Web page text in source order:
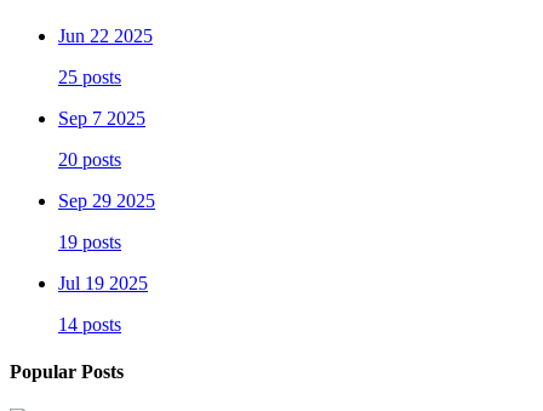
Jun 22 2025
25 posts
Sep 7 2025
20 posts
Sep 29 2025
19 posts
Jul 19 2025
14 posts
Popular Posts